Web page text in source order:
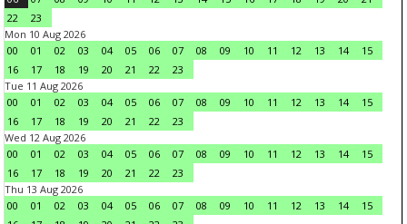
22
23
Mon 10 Aug 2026
00
01 02 03 04 05 06 07 08 09 10 11 12 13 14
15
16
17 18 19 20 21 22
23
Tue 11 Aug 2026
00
01 02 03 04 05 06 07 08 09 10 11 12 13 14
15
16
17 18 19 20 21 22
23
Wed 12 Aug 2026
00
01 02 03 04 05 06 07 08 09 10 11 12 13 14
15
16
17 18 19 20 21 22
23
Thu 13 Aug 2026
00
01 02 03 04 05 06 07 08 09 10 11 12 13 14
15